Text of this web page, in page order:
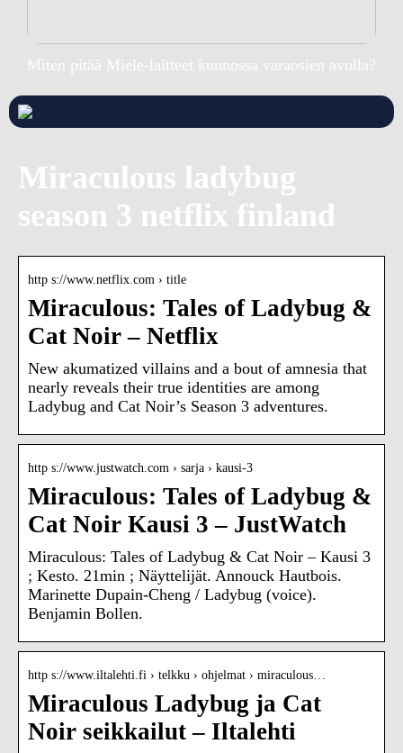
Miten pitää Miele-laitteet kunnossa varaosien avulla?
Miraculous ladybug
season 3 netflix finland
http s://www.netflix.com › title
Miraculous: Tales of Ladybug &
Cat Noir – Netflix
New akumatized villains and a bout of amnesia that
nearly reveals their true identities are among
Ladybug and Cat Noir’s Season 3 adventures.
http s://www.justwatch.com › sarja › kausi-3
Miraculous: Tales of Ladybug &
Cat Noir Kausi 3 – JustWatch
Miraculous: Tales of Ladybug & Cat Noir – Kausi 3
; Kesto. 21min ; Näyttelijät. Annouck Hautbois.
Marinette Dupain-Cheng / Ladybug (voice).
Benjamin Bollen.
http s://www.iltalehti.fi › telkku › ohjelmat › miraculous…
Miraculous Ladybug ja Cat
Noir seikkailut – Iltalehti